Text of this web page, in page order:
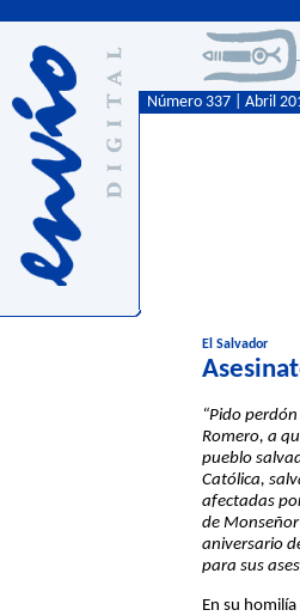
Número 337 | Abril
El Salvador
“Pido
Romero, a
pueblo
Católica,
afectadas
de
aniversario
para sus
En su